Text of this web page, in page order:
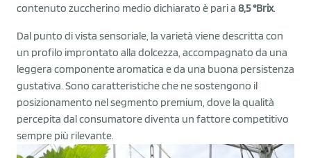
contenuto zuccherino medio dichiarato è pari a 8,5 °Brix.
Dal punto di vista sensoriale, la varietà viene descritta con
un profilo improntato alla dolcezza, accompagnato da una
leggera componente aromatica e da una buona persistenza
gustativa. Sono caratteristiche che ne sostengono il
posizionamento nel segmento premium, dove la qualità
percepita dal consumatore diventa un fattore competitivo
sempre più rilevante.